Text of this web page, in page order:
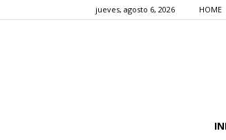
jueves, agosto 6, 2026 HOME